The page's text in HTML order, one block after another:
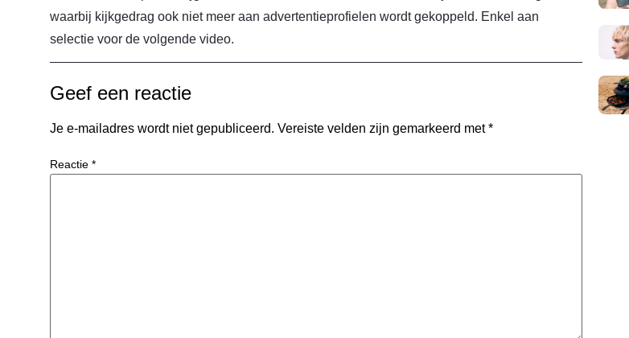
waarbij kijkgedrag ook niet meer aan advertentieprofielen wordt gekoppeld. Enkel aan
selectie voor de volgende video.
Geef een reactie
Je e-mailadres wordt niet gepubliceerd. Vereiste velden zijn gemarkeerd met*
Reactie *